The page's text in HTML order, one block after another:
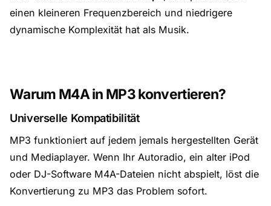
einen kleineren Frequenzbereich und niedrigere
dynamische Komplexität hat als Musik.
Warum M4A in MP3 konvertieren?
Universelle Kompatibilität
MP3 funktioniert auf jedem jemals hergestellten Gerät
und Mediaplayer. Wenn Ihr Autoradio, ein alter iPod
oder DJ-Software M4A-Dateien nicht abspielt, löst die
Konvertierung zu MP3 das Problem sofort.